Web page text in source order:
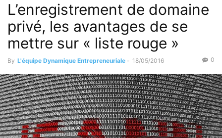
L’enregistrement de domaine
privé, les avantages de se
mettre sur « liste rouge »
By L'équipe Dynamique Entrepreneuriale - 18/05/2016 0